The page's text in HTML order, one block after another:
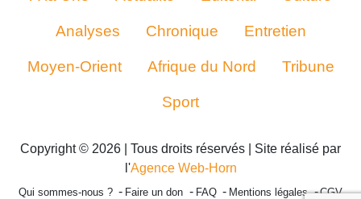
Analyses Chronique Entretien
Moyen-Orient Afrique du Nord Tribune
Sport
Copyright © 2026 | Tous droits réservés | Site réalisé par
l'Agence Web-Horn
Qui sommes-nous ? Faire un don FAQ Mentions légales CGV